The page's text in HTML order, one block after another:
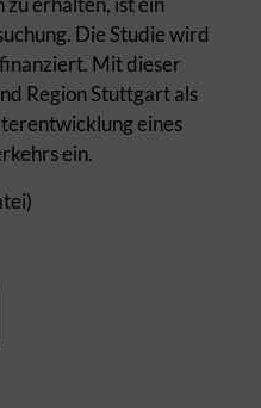
Die Studie wird
Mit dieser
Region Stuttgart als
eines
ein.